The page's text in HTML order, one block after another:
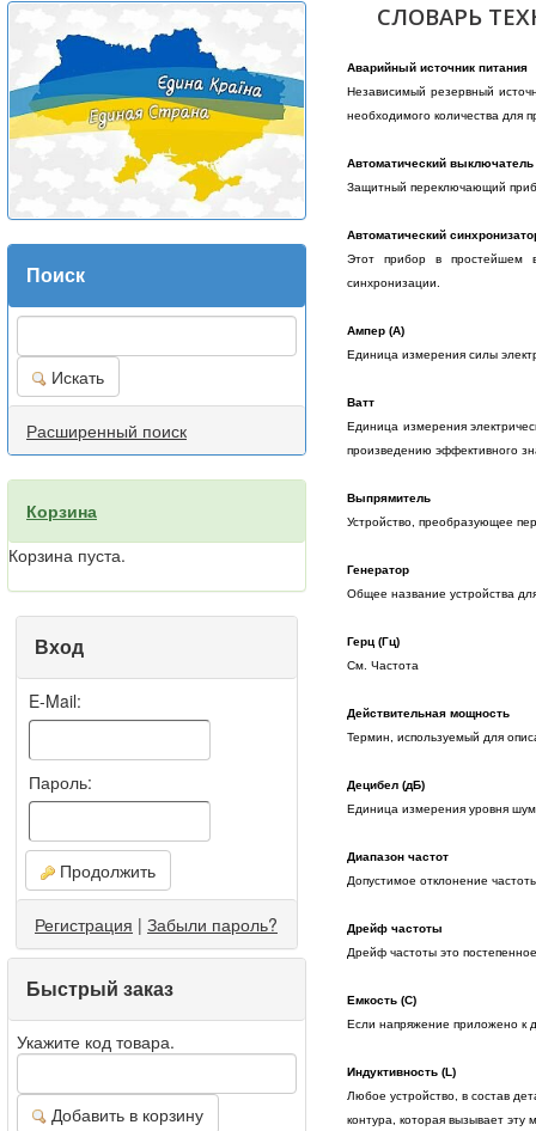
Поиск
Искать
Расширенный поиск
Корзина
Корзина пуста.
Вход
E-Mail:
Пароль:
Продолжить
Регистрация | Забыли пароль?
Быстрый заказ
Укажите код товара.
Добавить в корзину
СЛОВАРЬ
Аварийный источник питания
Независимый резервный
необходимого количества для
Автоматический выключатель
Защитный переключающий
Автоматический
Этот прибор в простейшем
синхронизации.
Ампер (А)
Единица измерения силы
Ватт
Единица измерения
произведению эффективного
Выпрямитель
Устройство, преобразующее
Генератор
Общее название устройства
Герц (Гц)
См. Частота
Действительная мощность
Термин, используемый для
Децибел (дБ)
Единица измерения уровня
Диапазон частот
Допустимое отклонение
Дрейф частоты
Дрейф частоты это
Емкость (С)
Если напряжение приложено к
Индуктивность (L)
Любое устройство, в состав
контура, которая вызывает